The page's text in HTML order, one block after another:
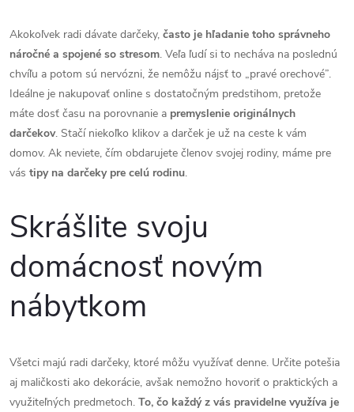
Akokoľvek radi dávate darčeky, často je hľadanie toho správneho
náročné a spojené so stresom. Veľa ľudí si to necháva na poslednú
chvíľu a potom sú nervózni, že nemôžu nájsť to „pravé orechové”.
Ideálne je nakupovať online s dostatočným predstihom, pretože
máte dosť času na porovnanie a premyslenie originálnych
darčekov. Stačí niekoľko klikov a darček je už na ceste k vám
domov. Ak neviete, čím obdarujete členov svojej rodiny, máme pre
vás tipy na darčeky pre celú rodinu.
Skrášlite svoju
domácnosť novým
nábytkom
Všetci majú radi darčeky, ktoré môžu využívať denne. Určite potešia
aj maličkosti ako dekorácie, avšak nemožno hovoriť o praktických a
využiteľných predmetoch. To, čo každý z vás pravidelne využíva je